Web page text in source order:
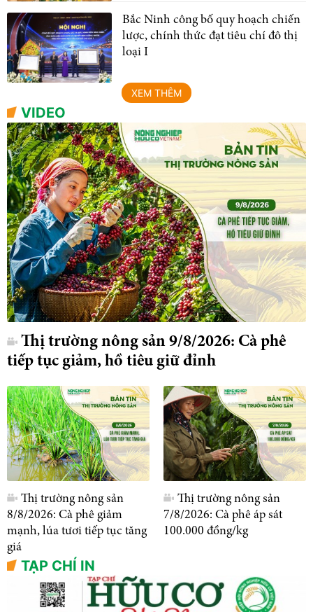
Bắc Ninh công bố quy hoạch chiến
lược, chính thức đạt tiêu chí đô thị
loại I
XEM THÊM
VIDEO
Thị trường nông sản 9/8/2026: Cà phê
tiếp tục giảm, hồ tiêu giữ đỉnh
Thị trường nông sản
8/8/2026: Cà phê giảm
mạnh, lúa tươi tiếp tục tăng
giá
Thị trường nông sản
7/8/2026: Cà phê áp sát
100.000 đồng/kg
TẠP CHÍ IN